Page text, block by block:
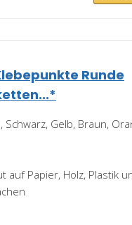
Runde
Schwarz, Gelb, Braun,
auf Papier, Holz, Plastik